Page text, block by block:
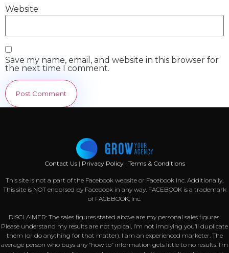
Website
Save my name, email, and website in this browser for
the next time I comment.
Contact Us | Privacy Policy| Terms & Conditions
This site is not a part of the Facebook website or Facebook Inc. Additionally,
This site is NOT endorsed by Facebook in any way. FACEBOOK is a trademark
of FACEBOOK, Inc.
DISCLAIMER: The sales figures stated above are my personal sales figures.
Please understand my results are not typical, I’m not implying you’ll duplicate
them (or do anything for that matter). I am an experienced marketer. The
average person who buys any “how to” information gets little to no results. I’m